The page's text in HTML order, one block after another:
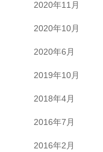
2020年11月
2020年10月
2020年6月
2019年10月
2018年4月
2016年7月
2016年2月